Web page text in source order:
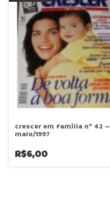
crescer em família nº 42 –
maio/1997
R$6,00